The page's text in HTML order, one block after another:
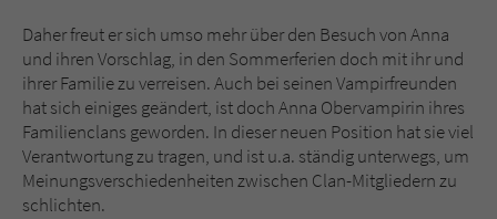
Daher freut er sich umso mehr über den Besuch von Anna
und ihren Vorschlag, in den Sommerferien doch mit ihr und
ihrer Familie zu verreisen. Auch bei seinen Vampirfreunden
hat sich einiges geändert, ist doch Anna Obervampirin ihres
Familienclans geworden. In dieser neuen Position hat sie viel
Verantwortung zu tragen, und ist u.a. ständig unterwegs, um
Meinungsverschiedenheiten zwischen Clan-Mitgliedern zu
schlichten.